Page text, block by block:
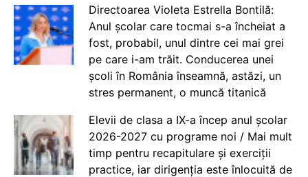
Directoarea Violeta Estrella Bontilă:
Anul școlar care tocmai s-a încheiat a
fost, probabil, unul dintre cei mai grei
pe care i-am trăit. Conducerea unei
școli în România înseamnă, astăzi, un
stres permanent, o muncă titanică
Elevii de clasa a IX-a încep anul școlar
2026-2027 cu programe noi / Mai mult
timp pentru recapitulare și exerciții
practice, iar dirigenția este înlocuită de